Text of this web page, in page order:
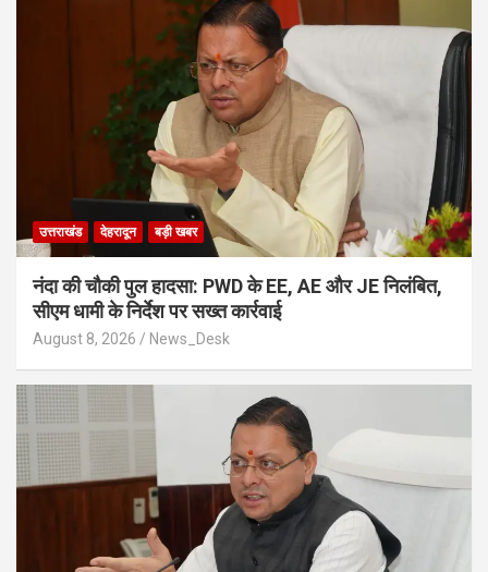
उत्तराखंड देहरादून बड़ी खबर
नंदा की चौकी पुल हादसा: PWD के EE, AE और JE निलंबित,
सीएम धामी के निर्देश पर सख्त कार्रवाई
August 8, 2026 News_Desk